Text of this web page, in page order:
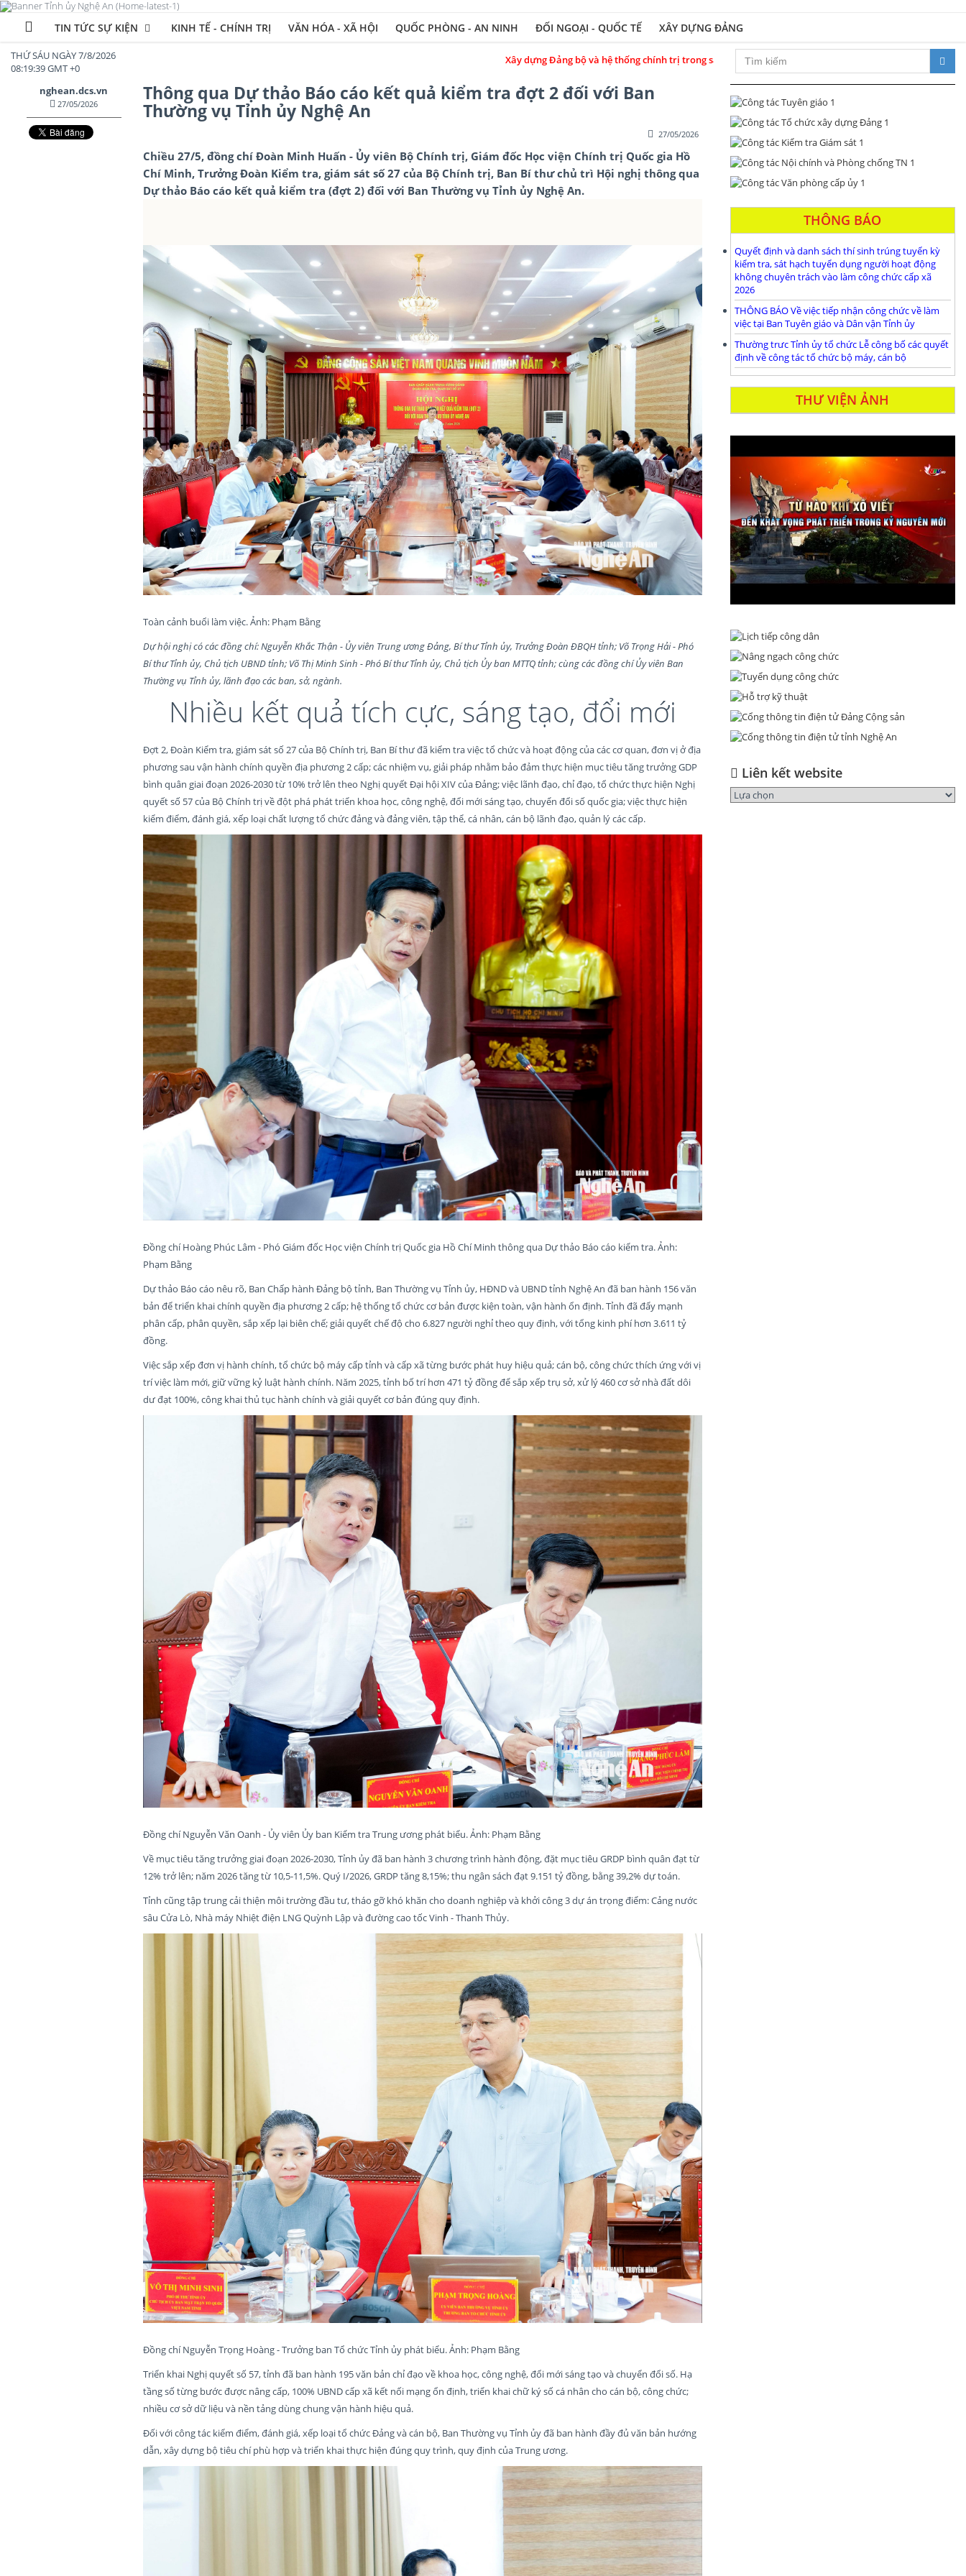
TIN TỨC SỰ KIỆN KINH TẾ - CHÍNH TRỊ VĂN HÓA - XÃ HỘI QUỐC PHÒNG - AN NINH ĐỐI NGOẠI - QUỐC TẾ XÂY DỰNG ĐẢNG
THỨ SÁU NGÀY 7/8/2026
08:19:41 GMT +0
Xây dựng Đảng bộ và hệ thống chính trị trong sạch, vững mạnh; đổi mới toàn diện, phát triển đột phá, phấn đấu đưa
nghean.dcs.vn
27/05/2026 Thông qua Dự thảo Báo cáo kết quả kiểm tra đợt 2 đối với Ban
Thường vụ Tỉnh ủy Nghệ An
27/05/2026
Chiều 27/5, đồng chí Đoàn Minh Huấn - Ủy viên Bộ Chính trị, Giám đốc Học viện Chính trị Quốc gia Hồ
Chí Minh, Trưởng Đoàn Kiểm tra, giám sát số 27 của Bộ Chính trị, Ban Bí thư chủ trì Hội nghị thông qua
Dự thảo Báo cáo kết quả kiểm tra (đợt 2) đối với Ban Thường vụ Tỉnh ủy Nghệ An.
Toàn cảnh buổi làm việc. Ảnh: Phạm Bằng
Dự hội nghị có các đồng chí: Nguyễn Khắc Thận - Ủy viên Trung ương Đảng, Bí thư Tỉnh ủy, Trưởng Đoàn ĐBQH tỉnh; Võ Trọng Hải - Phó
Bí thư Tỉnh ủy, Chủ tịch UBND tỉnh; Võ Thị Minh Sinh - Phó Bí thư Tỉnh ủy, Chủ tịch Ủy ban MTTQ tỉnh; cùng các đồng chí Ủy viên Ban
Thường vụ Tỉnh ủy, lãnh đạo các ban, sở, ngành.
Nhiều kết quả tích cực, sáng tạo, đổi mới
Đợt 2, Đoàn Kiểm tra, giám sát số 27 của Bộ Chính trị, Ban Bí thư đã kiểm tra việc tổ chức và hoạt động của các cơ quan, đơn vị ở địa
phương sau vận hành chính quyền địa phương 2 cấp; các nhiệm vụ, giải pháp nhằm bảo đảm thực hiện mục tiêu tăng trưởng GDP
bình quân giai đoạn 2026-2030 từ 10% trở lên theo Nghị quyết Đại hội XIV của Đảng; việc lãnh đạo, chỉ đạo, tổ chức thực hiện Nghị
quyết số 57 của Bộ Chính trị về đột phá phát triển khoa học, công nghệ, đổi mới sáng tạo, chuyển đổi số quốc gia; việc thực hiện
kiểm điểm, đánh giá, xếp loại chất lượng tổ chức đảng và đảng viên, tập thể, cá nhân, cán bộ lãnh đạo, quản lý các cấp.
Đồng chí Hoàng Phúc Lâm - Phó Giám đốc Học viện Chính trị Quốc gia Hồ Chí Minh thông qua Dự thảo Báo cáo kiểm tra. Ảnh:
Phạm Bằng
Dự thảo Báo cáo nêu rõ, Ban Chấp hành Đảng bộ tỉnh, Ban Thường vụ Tỉnh ủy, HĐND và UBND tỉnh Nghệ An đã ban hành 156 văn
bản để triển khai chính quyền địa phương 2 cấp; hệ thống tổ chức cơ bản được kiện toàn, vận hành ổn định. Tỉnh đã đẩy mạnh
phân cấp, phân quyền, sắp xếp lại biên chế; giải quyết chế độ cho 6.827 người nghỉ theo quy định, với tổng kinh phí hơn 3.611 tỷ
đồng.
Việc sắp xếp đơn vị hành chính, tổ chức bộ máy cấp tỉnh và cấp xã từng bước phát huy hiệu quả; cán bộ, công chức thích ứng với vị
trí việc làm mới, giữ vững kỷ luật hành chính. Năm 2025, tỉnh bố trí hơn 471 tỷ đồng để sắp xếp trụ sở, xử lý 460 cơ sở nhà đất dôi
dư đạt 100%, công khai thủ tục hành chính và giải quyết cơ bản đúng quy định.
Đồng chí Nguyễn Văn Oanh - Ủy viên Ủy ban Kiểm tra Trung ương phát biểu. Ảnh: Phạm Bằng
Về mục tiêu tăng trưởng giai đoạn 2026-2030, Tỉnh ủy đã ban hành 3 chương trình hành động, đặt mục tiêu GRDP bình quân đạt từ
12% trở lên; năm 2026 tăng từ 10,5-11,5%. Quý I/2026, GRDP tăng 8,15%; thu ngân sách đạt 9.151 tỷ đồng, bằng 39,2% dự toán.
Tỉnh cũng tập trung cải thiện môi trường đầu tư, tháo gỡ khó khăn cho doanh nghiệp và khởi công 3 dự án trọng điểm: Cảng nước
sâu Cửa Lò, Nhà máy Nhiệt điện LNG Quỳnh Lập và đường cao tốc Vinh - Thanh Thủy.
Đồng chí Nguyễn Trọng Hoàng - Trưởng ban Tổ chức Tỉnh ủy phát biểu. Ảnh: Phạm Bằng
Triển khai Nghị quyết số 57, tỉnh đã ban hành 195 văn bản chỉ đạo về khoa học, công nghệ, đổi mới sáng tạo và chuyển đổi số. Hạ
tầng số từng bước được nâng cấp, 100% UBND cấp xã kết nối mạng ổn định, triển khai chữ ký số cá nhân cho cán bộ, công chức;
nhiều cơ sở dữ liệu và nền tảng dùng chung vận hành hiệu quả.
Đối với công tác kiểm điểm, đánh giá, xếp loại tổ chức Đảng và cán bộ, Ban Thường vụ Tỉnh ủy đã ban hành đầy đủ văn bản hướng
dẫn, xây dựng bộ tiêu chí phù hợp và triển khai thực hiện đúng quy trình, quy định của Trung ương.
THÔNG BÁO
Quyết định và danh sách thí sinh trúng tuyển kỳ
kiểm tra, sát hạch tuyển dụng người hoạt động
không chuyên trách vào làm công chức cấp xã
2026
THÔNG BÁO Về việc tiếp nhận công chức về làm
việc tại Ban Tuyên giáo và Dân vận Tỉnh ủy
Thường trưc Tỉnh ủy tổ chức Lễ công bố các quyết
định về công tác tổ chức bộ máy, cán bộ
THƯ VIỆN ẢNH
Liên kết website